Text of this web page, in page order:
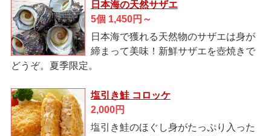
日本海の天然サザエ
5個 1,450円～
日本海で獲れる天然物のサザエは身が
締まって美味！新鮮サザエを壺焼きで
どうぞ。夏季限定。
塩引き鮭 コロッケ
2,000円
塩引き鮭のほぐし身がたっぷり入った